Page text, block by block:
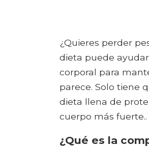
¿Quieres perder
dieta puede
corporal para
parece. Solo tiene
dieta llena de
cuerpo más fuerte..
¿Qué es la